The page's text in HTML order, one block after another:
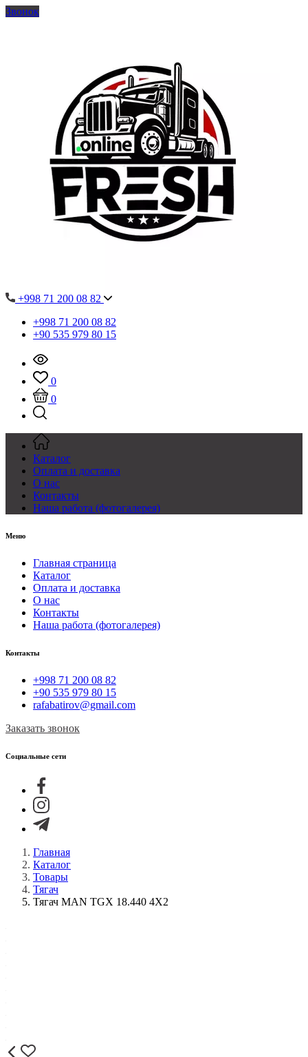
Звонок
+998 71 200 08 82
+998 71 200 08 82
+90 535 979 80 15
0
0
Каталог
Оплата и доставка
О нас
Контакты
Наша работа (фотогалерея)
Меню
Главная страница
Каталог
Оплата и доставка
О нас
Контакты
Наша работа (фотогалерея)
Контакты
+998 71 200 08 82
+90 535 979 80 15
rafabatirov@gmail.com
Заказать звонок
Социальные сети
Главная
Каталог
Товары
Тягач
Тягач MAN TGX 18.440 4X2